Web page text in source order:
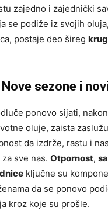
zajedno i zajednički
se podiže iz svojih
postaje deo šireg
sezone i
ponovo sijati,
oluje, zaista
da izdrže, rastu i
sve nas. Otpornost,
ključne su
da se ponovo
kroz koje su prošle.